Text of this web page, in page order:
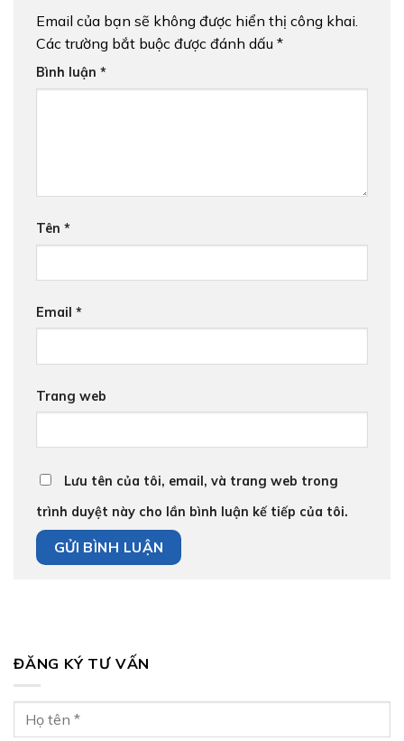
Email của bạn sẽ không được hiển thị công khai.
Các trường bắt buộc được đánh dấu *
Bình luận *
Tên *
Email *
Trang web
Lưu tên của tôi, email, và trang web trong
trình duyệt này cho lần bình luận kế tiếp của tôi.
ĐĂNG KÝ TƯ VẤN